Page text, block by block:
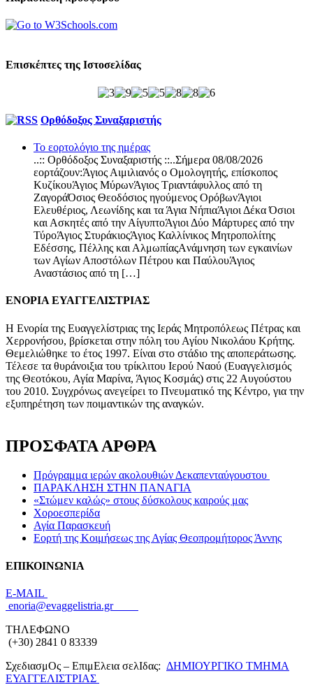
Επισκέπτες της Ιστοσελίδας
Ορθόδοξος Συναξαριστής
Το εορτολόγιο της ημέρας
..:: Ορθόδοξος Συναξαριστής ::..Σήμερα 08/08/2026
εορτάζουν:Άγιος Αιμιλιανός ο Ομολογητής, επίσκοπος
ΚυζίκουΆγιος ΜύρωνΆγιος Τριαντάφυλλος από τη
ΖαγοράΌσιος Θεοδόσιος ηγούμενος ΟρόβωνΆγιοι
Ελευθέριος, Λεωνίδης και τα Άγια ΝήπιαΆγιοι Δέκα Όσιοι
και Ασκητές από την ΑίγυπτοΆγιοι Δύο Μάρτυρες από την
ΤύροΆγιος ΣτυράκιοςΆγιος Καλλίνικος Μητροπολίτης
Εδέσσης, Πέλλης και ΑλμωπίαςAνάμνηση των εγκαινίων
των Αγίων Αποστόλων Πέτρου και ΠαύλουΆγιος
Αναστάσιος από τη […]
ΕΝΟΡΙΑ ΕΥΑΓΓΕΛΙΣΤΡΙΑΣ
Η Ενορία της Ευαγγελίστριας της Ιεράς Μητροπόλεως Πέτρας και
Χερρονήσου, βρίσκεται στην πόλη του Αγίου Νικολάου Κρήτης.
Θεμελιώθηκε το έτος 1997. Είναι στο στάδιο της αποπεράτωσης.
Τέλεσε τα θυράνοιξια του τρίκλιτου Ιερού Ναού (Ευαγγελισμός
της Θεοτόκου, Αγία Μαρίνα, Άγιος Κοσμάς) στις 22 Αυγούστου
του 2010. Συγχρόνως ανεγείρει το Πνευματικό της Κέντρο, για την
εξυπηρέτηση των ποιμαντικών της αναγκών.
ΠΡΟΣΦΑΤΑ ΑΡΘΡΑ
Πρόγραμμα ιερών ακολουθιών Δεκαπενταύγουστου
ΠΑΡΑΚΛΗΣΗ ΣΤΗΝ ΠΑΝΑΓΙΑ
«Στώμεν καλώς» στους δύσκολους καιρούς μας
Xοροεσπερίδα
Αγία Παρασκευή
Eορτή της Κοιμήσεως της Αγίας Θεοπρομήτορος Άννης
ΕΠΙΚΟΙΝΩΝΙΑ
Ε-MAIL
enoria@evaggelistria.gr
ΤΗΛΕΦΩΝΟ
(+30) 2841 0 83339
ΣχεδιασμΟς – ΕπιμΕλεια σελΙδας: ΔΗΜΙΟΥΡΓΙΚΟ ΤΜΗΜΑ
ΕΥΑΓΓΕΛΙΣΤΡΙΑΣ